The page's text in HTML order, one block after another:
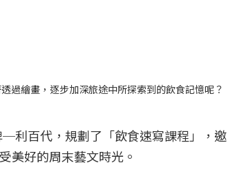
過繪畫，逐步加深旅途中所探索到的飲食記憶呢？
利百代，規劃了「飲食速寫課程」，邀
美好的周末藝文時光。